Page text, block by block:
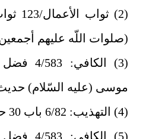
(2)
(صلوات اللّه عليهم
(3)
موسى (عليه السّلام) حديث
(4) التهذيب: 6/82 باب 30 حديث 160.
(5)